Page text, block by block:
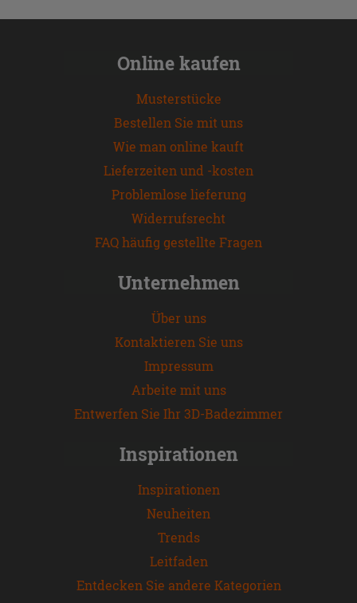
Online kaufen
Musterstücke
Bestellen Sie mit uns
Wie man online kauft
Lieferzeiten und -kosten
Problemlose lieferung
Widerrufsrecht
FAQ häufig gestellte Fragen
Unternehmen
Über uns
Kontaktieren Sie uns
Impressum
Arbeite mit uns
Entwerfen Sie Ihr 3D-Badezimmer
Inspirationen
Inspirationen
Neuheiten
Trends
Leitfaden
Entdecken Sie andere Kategorien